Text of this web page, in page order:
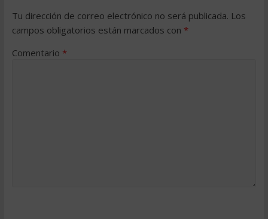
Tu dirección de correo electrónico no será publicada. Los
campos obligatorios están marcados con *
Comentario *